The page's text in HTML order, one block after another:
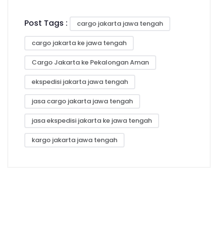
Post Tags : cargo jakarta jawa tengah
cargo jakarta ke jawa tengah
Cargo Jakarta ke Pekalongan Aman
ekspedisi jakarta jawa tengah
jasa cargo jakarta jawa tengah
jasa ekspedisi jakarta ke jawa tengah
kargo jakarta jawa tengah